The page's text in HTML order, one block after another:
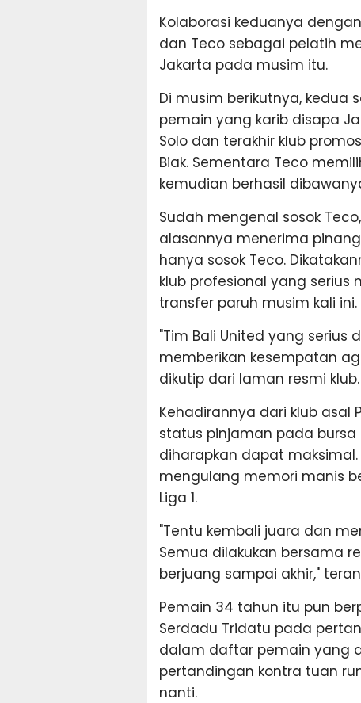
Kolaborasi keduanya
dan Teco sebagai pelatih
Jakarta pada musim itu.
Di musim berikutnya, kedua
pemain yang karib disapa
Solo dan terakhir klub
Biak. Sementara Teco
kemudian berhasil
Sudah mengenal sosok
alasannya menerima
hanya sosok Teco.
klub profesional yang
transfer paruh musim kali ini.
"Tim Bali United yang
memberikan kesempatan
dikutip dari laman resmi klub.
Kehadirannya dari klub asal
status pinjaman pada
diharapkan dapat
mengulang memori manis
Liga 1.
"Tentu kembali juara dan
Semua dilakukan bersama
berjuang sampai akhir,"
Pemain 34 tahun itu pun
Serdadu Tridatu pada
dalam daftar pemain yang
pertandingan kontra tuan
nanti.